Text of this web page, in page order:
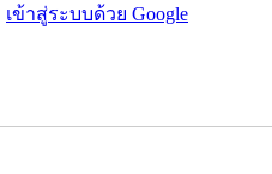
เข้าสู่ระบบด้วย Google